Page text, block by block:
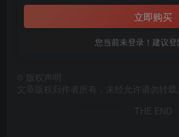
立即购买
您当前未登录！建议
版权声明
文章版权归作者所有，未经允许请勿转载。
THE END